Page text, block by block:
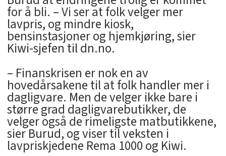
for å bli. – Vi ser at folk velger mer
lavpris, og mindre kiosk,
bensinstasjoner og hjemkjøring, sier
Kiwi-sjefen til dn.no.
– Finanskrisen er nok en av
hovedårsakene til at folk handler mer i
dagligvare. Men de velger ikke bare i
større grad dagligvarebutikker, de
velger også de rimeligste matbutikkene,
sier Burud, og viser til veksten i
lavpriskjedene Rema 1000 og Kiwi.